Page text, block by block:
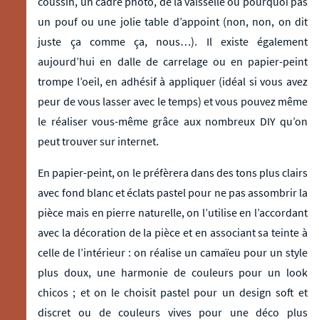
un pouf ou une jolie table d’appoint (non, non, on dit
juste ça comme ça, nous…). Il existe également
aujourd’hui en dalle de carrelage ou en papier-peint
trompe l’oeil, en adhésif à appliquer (idéal si vous avez
peur de vous lasser avec le temps) et vous pouvez même
le réaliser vous-même grâce aux nombreux DIY qu’on
peut trouver sur internet.
En papier-peint, on le préfèrera dans des tons plus clairs
avec fond blanc et éclats pastel pour ne pas assombrir la
pièce mais en pierre naturelle, on l’utilise en l’accordant
avec la décoration de la pièce et en associant sa teinte à
celle de l’intérieur : on réalise un camaïeu pour un style
plus doux, une harmonie de couleurs pour un look
chicos ; et on le choisit pastel pour un design soft et
discret ou de couleurs vives pour une déco plus